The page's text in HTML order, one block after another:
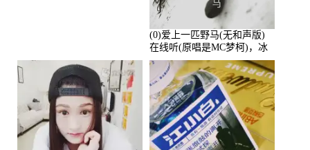
(0)爱上一匹野马(无和声版)
在线听(原唱是MC梦柯)，冰
鑫Asce演唱点播:178815次